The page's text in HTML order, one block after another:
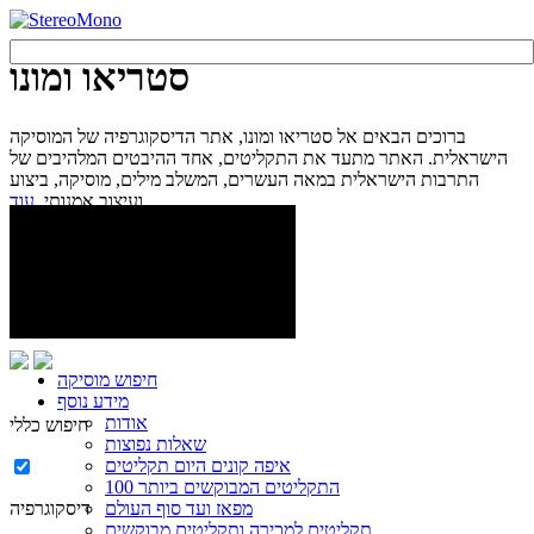
סטריאו ומונו
ברוכים הבאים אל סטריאו ומונו, אתר הדיסקוגרפיה של המוסיקה
הישראלית. האתר מתעד את התקליטים, אחד ההיבטים המלהיבים של
התרבות הישראלית במאה העשרים, המשלב מילים, מוסיקה, ביצוע
ועיצוב אמנותי.עוד...
חיפוש מוסיקה
מידע נוסף
אודות
שאלות נפוצות
איפה קונים היום תקליטים
100 התקליטים המבוקשים ביותר
מפאז ועד סוף העולם
תקליטים למכירה ותקליטים מבוקשים
חיפוש כללי
דיסקוגרפיה